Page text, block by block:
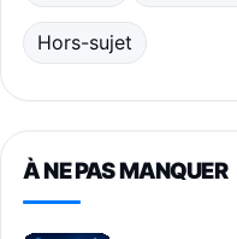
Hors-sujet
À NE PAS MANQUER